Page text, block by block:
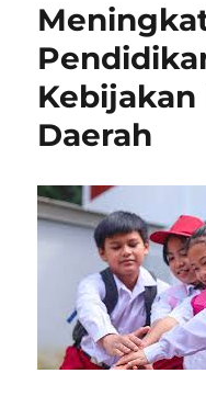
Kebijakan
Daerah